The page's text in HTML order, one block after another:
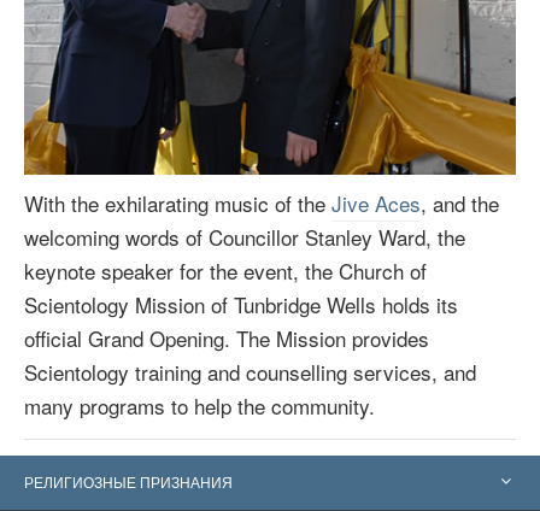
With the exhilarating music of the Jive Aces, and the
welcoming words of Councillor Stanley Ward, the
keynote speaker for the event, the Church of
Scientology Mission of Tunbridge Wells holds its
official Grand Opening. The Mission provides
Scientology training and counselling services, and
many programs to help the community.
РЕЛИГИОЗНЫЕ ПРИЗНАНИЯ